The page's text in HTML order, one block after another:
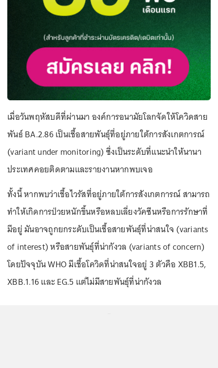
เมื่อวันพฤหัสบดีที่ผ่านมา องค์การอนามัยโลกจัดให้โควิดสาย
พันธ์ BA.2.86 เป็นเชื้อสายพันธุ์ที่อยู่ภายใต้การสังเกตการณ์
(variant under monitoring) ซึ่งเป็นระดับที่แนะนำให้นานา
ประเทศคอยติดตามและรายงานหากพบเจอ
ทั้งนี้ หากพบว่าเชื้อไวรัสที่อยู่ภายใต้การสังเกตการณ์ สามารถ
ทำให้เกิดการป่วยหนักขึ้นหรือหลบเลี่ยงวัคซีนหรือการรักษาที่
มีอยู่ มันอาจถูกยกระดับเป็นเชื้อสายพันธุ์ที่น่าสนใจ (variants
of interest) หรือสายพันธุ์ที่น่ากังวล (variants of concern)
โดยปัจจุบัน WHO มีเชื้อโควิดที่น่าสนใจอยู่ 3 ตัวคือ XBB1.5,
XBB.1.16 และ EG.5 แต่ไม่มีสายพันธุ์ที่น่ากังวล